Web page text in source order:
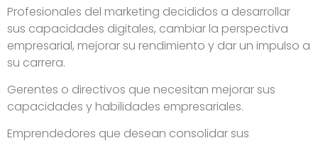
Profesionales del marketing decididos a desarrollar
sus capacidades digitales, cambiar la perspectiva
empresarial, mejorar su rendimiento y dar un impulso a
su carrera.
Gerentes o directivos que necesitan mejorar sus
capacidades y habilidades empresariales.
Emprendedores que desean consolidar sus